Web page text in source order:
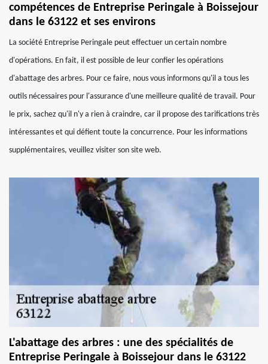
compétences de Entreprise Peringale à Boissejour
dans le 63122 et ses environs
La société Entreprise Peringale peut effectuer un certain nombre
d'opérations. En fait, il est possible de leur confier les opérations
d'abattage des arbres. Pour ce faire, nous vous informons qu'il a tous les
outils nécessaires pour l'assurance d'une meilleure qualité de travail. Pour
le prix, sachez qu'il n'y a rien à craindre, car il propose des tarifications très
intéressantes et qui défient toute la concurrence. Pour les informations
supplémentaires, veuillez visiter son site web.
L'abattage des arbres : une des spécialités de
Entreprise Peringale à Boissejour dans le 63122